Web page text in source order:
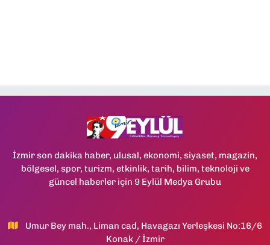
İzmir son dakika haber, ulusal, ekonomi, siyaset, magazin,
bölgesel, spor, turizm, etkinlik, tarih, bilim, teknoloji ve
güncel haberler için 9 Eylül Medya Grubu
Umur Bey mah., Liman cad, Havagazı Yerleşkesi No:16/6
Konak / İzmir